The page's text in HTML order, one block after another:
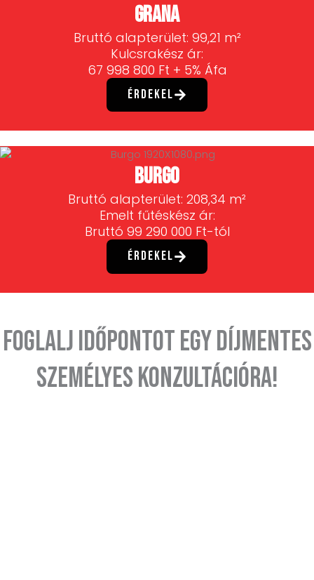
Grana
Bruttó alapterület: 99,21 m²
Kulcsrakész ár:
67 998 800 Ft + 5% Áfa
Érdekel
burgo
Bruttó alapterület: 208,34 m²
Emelt fűtéskész ár:
Bruttó 99 290 000 Ft-tól
Érdekel
Foglalj időpontot egy díjmentes
személyes konzultációra!